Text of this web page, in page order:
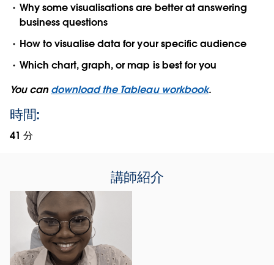
Why some visualisations are better at answering
business questions
How to visualise data for your specific audience
Which chart, graph, or map is best for you
You candownload the Tableau workbook.
時間:
41 分
講師紹介